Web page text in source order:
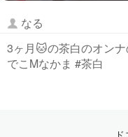
なる
3ヶ月🐱の茶白のオン
でこMなかま #茶白